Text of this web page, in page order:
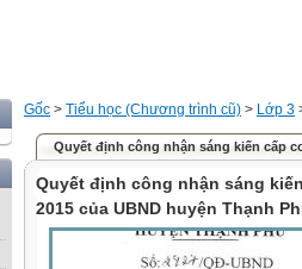
Gốc > Tiểu học (Chương trình cũ) > Lớp 3
Quyết định công nhận sáng kiến cấp
Quyết định công nhận sáng
2015 của UBND huyện Thạnh